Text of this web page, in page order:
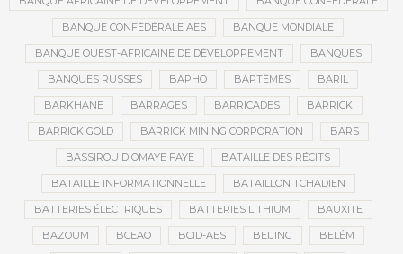
BANQUE CONFÉDÉRALE AES BANQUE MONDIALE
BANQUE OUEST-AFRICAINE DE DÉVELOPPEMENT BANQUES
BANQUES RUSSES BAPHO BAPTÊMES BARIL
BARKHANE BARRAGES BARRICADES BARRICK
BARRICK GOLD BARRICK MINING CORPORATION BARS
BASSIROU DIOMAYE FAYE BATAILLE DES RÉCITS
BATAILLE INFORMATIONNELLE BATAILLON TCHADIEN
BATTERIES ÉLECTRIQUES BATTERIES LITHIUM BAUXITE
BAZOUM BCEAO BCID-AES BEIJING BELÉM